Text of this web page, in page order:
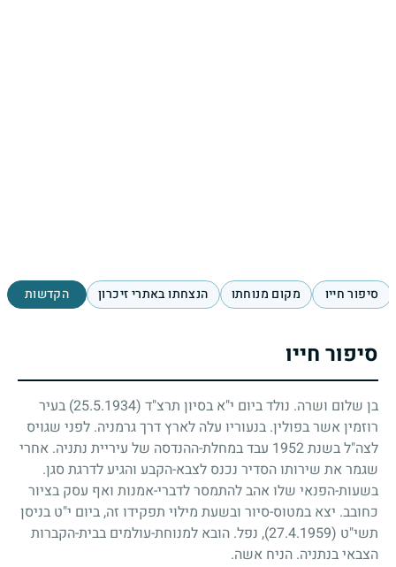
סיפור חייו מקום מנוחתו הנצחתו באתרי זיכרון הקדשות
סיפור חייו
בן שלום ושרה. נולד ביום י"א בסיון תרצ"ד (25.5.1934)
בעיר
רוזמין אשר בפולין. בנעוריו עלה לארץ דרך גרמניה. לפני שגויס
לצה"ל בשנת1952 עבד במחלת-ההנדסה של עיריית נתניה. אחרי
שגמר את שירותו הסדיר נכנס לצבא-הקבע והגיע לדרגת סגן.
בשעות-הפנאי שלו אהב להתמסר לדברי-אמנות ואף עסק בציור
כחובב. יצא במטוס-סיור ובשעת מילוי תפקידו זה, ביום י"ט בניסן
תשי"ט (27.4.1959)
, נפל. הובא למנוחת-עולמים בבית-הקברות
הצבאי בנתניה. הניח אשה.